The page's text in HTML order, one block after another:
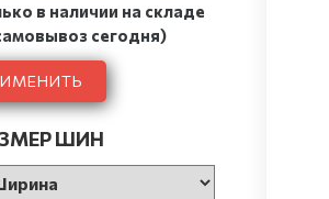
в наличии на складе
сегодня)
ШИН